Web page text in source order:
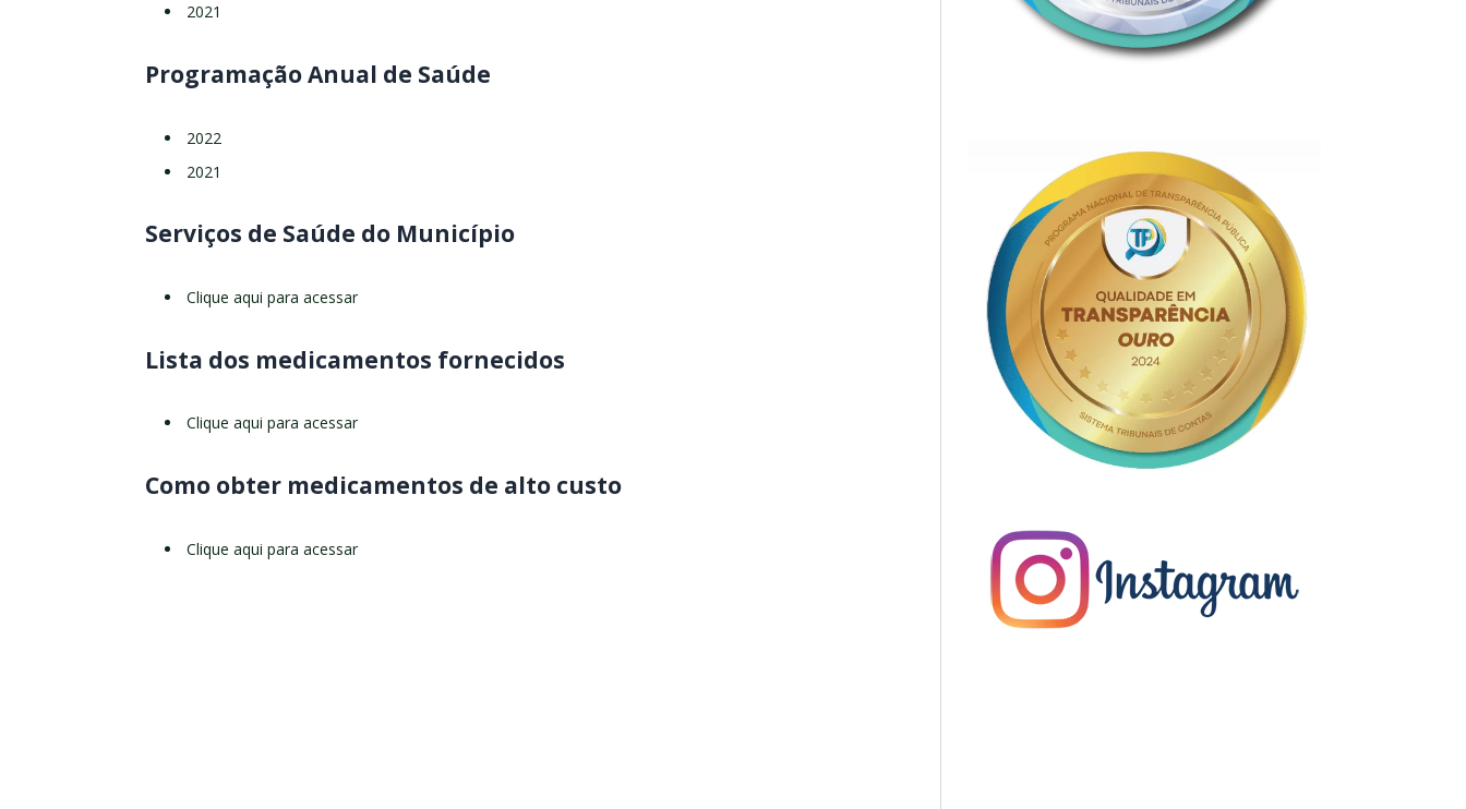
2021
Programação Anual de Saúde
2022
2021
Serviços de Saúde do Município
Clique aqui para acessar
Lista dos medicamentos fornecidos
Clique aqui para acessar
Como obter medicamentos de alto custo
Clique aqui para acessar